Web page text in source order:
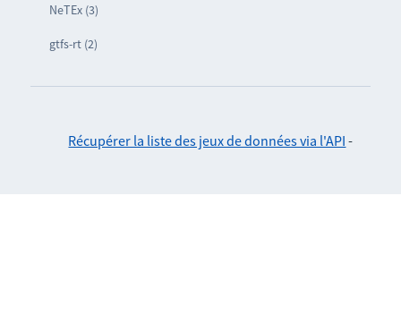
NeTEx (3)
gtfs-rt (2)
Récupérer la liste des jeux de données via l'API -